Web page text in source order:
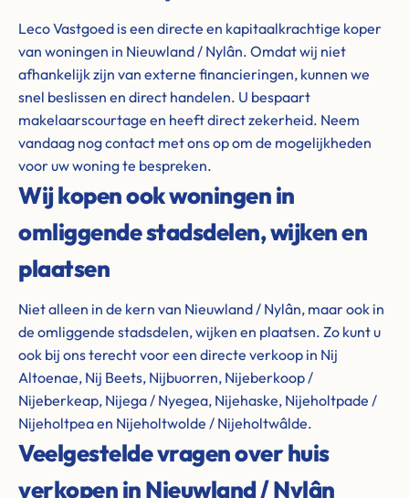
Leco Vastgoed is een directe en kapitaalkrachtige koper
van woningen in Nieuwland / Nylân. Omdat wij niet
afhankelijk zijn van externe financieringen, kunnen we
snel beslissen en direct handelen. U bespaart
makelaarscourtage en heeft direct zekerheid. Neem
vandaag nog contact met ons op om de mogelijkheden
voor uw woning te bespreken.
Wij kopen ook woningen in
omliggende stadsdelen, wijken en
plaatsen
Niet alleen in de kern van Nieuwland / Nylân, maar ook in
de omliggende stadsdelen, wijken en plaatsen. Zo kunt u
ook bij ons terecht voor een directe verkoop in Nij
Altoenae, Nij Beets, Nijbuorren, Nijeberkoop /
Nijeberkeap, Nijega / Nyegea, Nijehaske, Nijeholtpade /
Nijeholtpea en Nijeholtwolde / Nijeholtwâlde.
Veelgestelde vragen over huis
verkopen in Nieuwland / Nylân